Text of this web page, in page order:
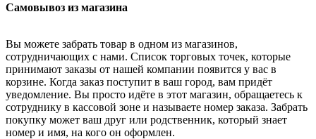
Самовывоз из магазина
Вы можете забрать товар в одном из магазинов,
сотрудничающих с нами. Список торговых точек, которые
принимают заказы от нашей компании появится у вас в
корзине. Когда заказ поступит в ваш город, вам придёт
уведомление. Вы просто идёте в этот магазин, обращаетесь к
сотруднику в кассовой зоне и называете номер заказа. Забрать
покупку может ваш друг или родственник, который знает
номер и имя, на кого он оформлен.